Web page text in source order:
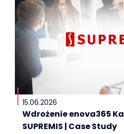
15.06.2026
Wdrożenie enova365
SUPREMIS | Case Study